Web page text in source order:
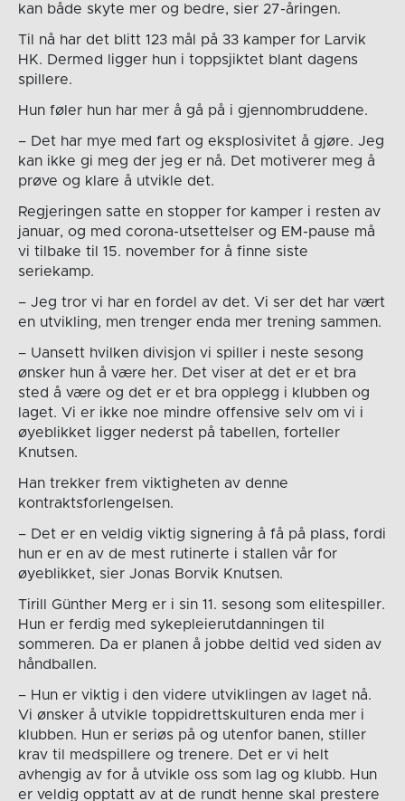
kan både skyte mer og bedre, sier 27-åringen.
Til nå har det blitt 123 mål på 33 kamper for Larvik
HK. Dermed ligger hun i toppsjiktet blant dagens
spillere.
Hun føler hun har mer å gå på i gjennombruddene.
– Det har mye med fart og eksplosivitet å gjøre. Jeg
kan ikke gi meg der jeg er nå. Det motiverer meg å
prøve og klare å utvikle det.
Regjeringen satte en stopper for kamper i resten av
januar, og med corona-utsettelser og EM-pause må
vi tilbake til 15. november for å finne siste
seriekamp.
– Jeg tror vi har en fordel av det. Vi ser det har vært
en utvikling, men trenger enda mer trening sammen.
– Uansett hvilken divisjon vi spiller i neste sesong
ønsker hun å være her. Det viser at det er et bra
sted å være og det er et bra opplegg i klubben og
laget. Vi er ikke noe mindre offensive selv om vi i
øyeblikket ligger nederst på tabellen, forteller
Knutsen.
Han trekker frem viktigheten av denne
kontraktsforlengelsen.
– Det er en veldig viktig signering å få på plass, fordi
hun er en av de mest rutinerte i stallen vår for
øyeblikket, sier Jonas Borvik Knutsen.
Tirill Günther Merg er i sin 11. sesong som elitespiller.
Hun er ferdig med sykepleierutdanningen til
sommeren. Da er planen å jobbe deltid ved siden av
håndballen.
– Hun er viktig i den videre utviklingen av laget nå.
Vi ønsker å utvikle toppidrettskulturen enda mer i
klubben. Hun er seriøs på og utenfor banen, stiller
krav til medspillere og trenere. Det er vi helt
avhengig av for å utvikle oss som lag og klubb. Hun
er veldig opptatt av at de rundt henne skal prestere